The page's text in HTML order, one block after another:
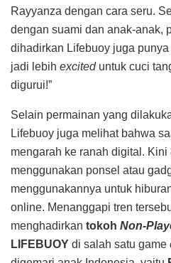
Rayyanza dengan cara seru.
dengan suami dan anak-anak,
dihadirkan Lifebuoy juga
jadi lebih exciteduntuk cuci
digurui!”
Selain permainan yang
Lifebuoy juga melihat bahwa
mengarah ke ranah digital.
menggunakan ponsel atau
menggunakannya untuk
online. Menanggapi tren
menghadirkan tokoh Non-
LIFEBUOY di salah satu game